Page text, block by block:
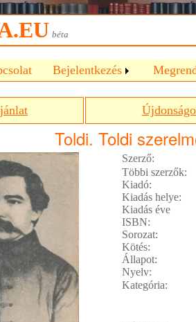
béta
Bejelentkezés
Toldi. Toldi
Szerző:
Többi szerzők:
Kiadó:
Kiadás helye:
Kiadás éve
ISBN:
Sorozat:
Kötés:
Állapot:
Nyelv:
Kategória: